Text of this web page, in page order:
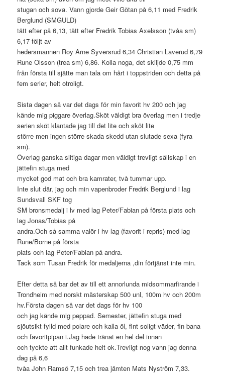
stugan och sova. Vann gjorde Geir Götan på 6,11 med Fredrik
Berglund (SMGULD)
tätt efter på 6,13, tätt efter Fredrik Tobias Axelsson (tvåa sm)
6,17 följt av
hedersmannen Roy Arne Syversrud 6,34 Christian Laverud 6,79
Rune Olsson (trea sm) 6,86. Kolla noga, det skiljde 0,75 mm
från första till sjätte man tala om hårt i toppstriden och detta på
fem serier, helt otroligt.
Sista dagen så var det dags för min favorit hv 200 och jag
kände mig piggare överlag.Sköt väldigt bra överlag men i tredje
serien sköt klantade jag till det lite och sköt lite
större men ingen större skada skedd utan slutade sexa (fyra
sm).
Överlag ganska slitiga dagar men väldigt trevligt sällskap i en
jättefin stuga med
mycket god mat och bra kamrater, två tummar upp.
Inte slut där, jag och min vapenbroder Fredrik Berglund i lag
Sundsvall SKF tog
SM bronsmedalj i lv med lag Peter/Fabian på första plats och
lag Jonas/Tobias på
andra.Och så samma valör i hv lag (favorit i repris) med lag
Rune/Borne på första
plats och lag Peter/Fabian på andra.
Tack som Tusan Fredrik för medaljerna ,din förtjänst inte min.
Efter detta så bar det av till ett annorlunda midsommarfirande i
Trondheim med norskt mästerskap 500 unl, 100m hv och 200m
hv.Första dagen så var det dags för hv 100
och jag kände mig peppad. Semester, jättefin stuga med
sjöutsikt fylld med polare och kalla öl, fint soligt väder, fin bana
och favoritpipan i.Jag hade tränat en hel del innan
och tyckte att allt funkade helt ok.Trevligt nog vann jag denna
dag på 6,6
tvåa John Ramsö 7,15 och trea jämten Mats Nyström 7,33.